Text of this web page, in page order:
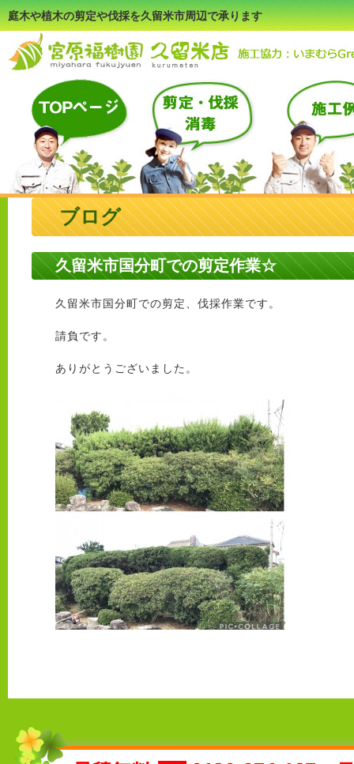
庭木や植木の剪定や伐採を久留米市周辺で承ります
ブログ
久留米市国分町での剪定作業☆
久留米市国分町での剪定、伐採作業です。
請負です。
ありがとうございました。